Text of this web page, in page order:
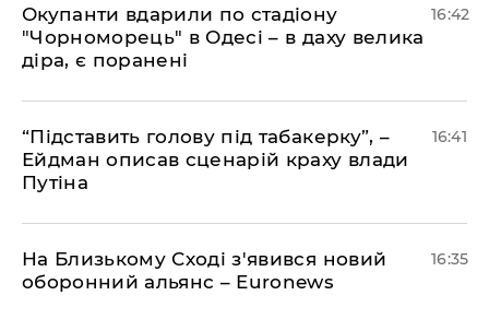
​Окупанти вдарили по стадіону
"Чорноморець" в Одесі – в даху велика
діра, є поранені
16:42
​“Підставить голову під табакерку”, –
Ейдман описав сценарій краху влади
Путіна
16:41
На Близькому Сході з'явився новий
оборонний альянс – Euronews
16:35